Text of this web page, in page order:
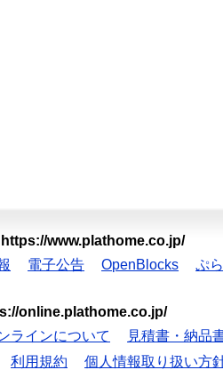
https://www.plathome.co.jp/
電子公告 OpenBlocks ぷ
online.plathome.co.jp/
ラインについて 見積書・納品
利用規約 個人情報取り扱い方